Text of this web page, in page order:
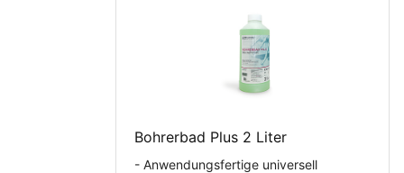
Bohrerbad Plus 2 Liter
- Anwendungsfertige universell